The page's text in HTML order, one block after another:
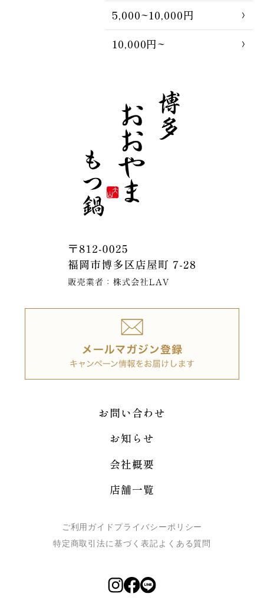
5,000~10,000円
10,000円~
お問い合わせ
お知らせ
会社概要
店舗一覧
ご利用ガイド プライバシーポリシー
特定商取引法に基づく表記よくある質問